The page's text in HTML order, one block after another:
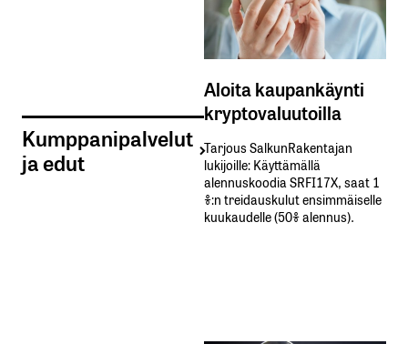
Kumppanipalvelut
ja edut
Aloita kaupankäynti
kryptovaluutoilla
Tarjous SalkunRakentajan
lukijoille: Käyttämällä​ ​
alennuskoodia​ ​SRFI17X,​ ​saat​ ​1
%:n treidauskulut​ ​ensimmäiselle​ ​
kuukaudelle​ ​(50%​ ​alennus).